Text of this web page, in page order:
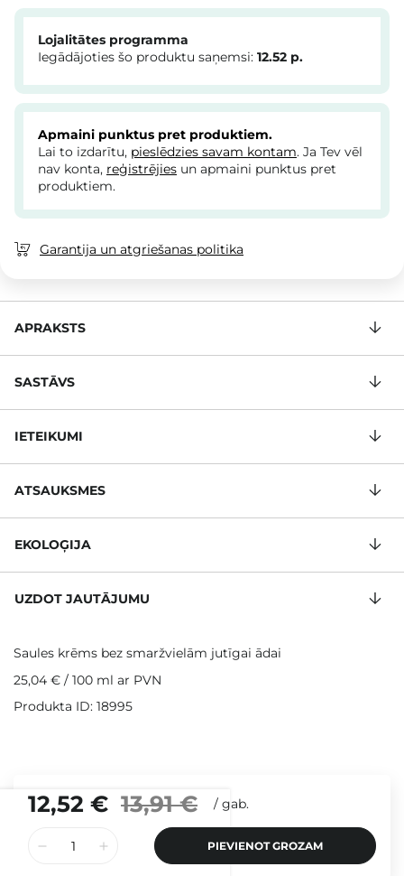
12,52 € 13,91 € / gab.
PIEVIENOT GROZAM
Lojalitātes programma
Iegādājoties šo produktu saņemsi: 12.52 p.
Apmaini punktus pret produktiem.
Lai to izdarītu, pieslēdzies savam kontam. Ja Tev vēl
nav konta, reģistrējies un apmaini punktus pret
produktiem.
Garantija un atgriešanas politika
APRAKSTS
SASTĀVS
IETEIKUMI
ATSAUKSMES
EKOLOĢIJA
UZDOT JAUTĀJUMU
Saules krēms bez smaržvielām jutīgai ādai
25,04 € / 100 ml ar PVN
Produkta ID: 18995